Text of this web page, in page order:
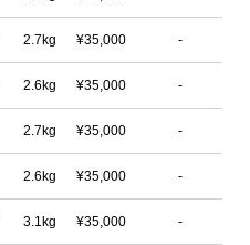
2.7kg ¥35,000 -
2.6kg ¥35,000 -
2.7kg ¥35,000 -
2.6kg ¥35,000 -
3.1kg ¥35,000 -